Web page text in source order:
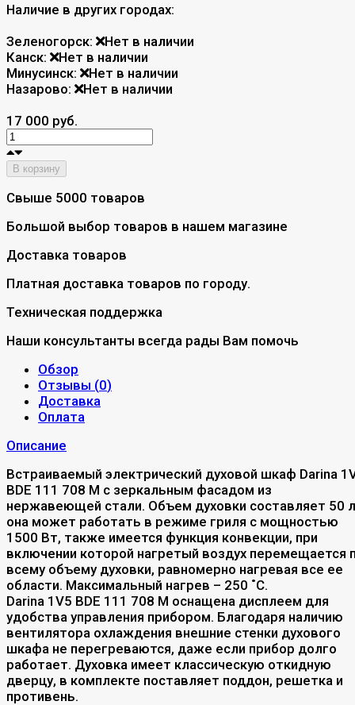
Наличие в других городах:
Зеленогорск:
Нет в наличии
Канск:
Нет в наличии
Минусинск:
Нет в наличии
Назарово:
Нет в наличии
17 000 руб.
В корзину
Свыше 5000 товаров
Большой выбор товаров в нашем магазине
Доставка товаров
Платная доставка товаров по городу.
Техническая поддержка
Наши консультанты всегда рады Вам помочь
Обзор
Отзывы (0)
Доставка
Оплата
Описание
Встраиваемый электрический духовой шкаф Darina
BDE 111 708 M с зеркальным фасадом из
нержавеющей стали. Объем духовки составляет 50
она может работать в режиме гриля с мощностью
1500 Вт, также имеется функция конвекции, при
включении которой нагретый воздух перемещается
всему объему духовки, равномерно нагревая все ее
области. Максимальный нагрев – 250 ˚С.
Darina 1V5 BDE 111 708 M оснащена дисплеем для
удобства управления прибором. Благодаря наличию
вентилятора охлаждения внешние стенки духового
шкафа не перегреваются, даже если прибор долго
работает. Духовка имеет классическую откидную
дверцу, в комплекте поставляет поддон, решетка и
противень.